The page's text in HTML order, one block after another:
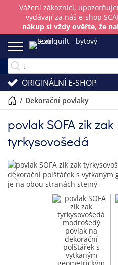
Vážení zákazníci,
vydávají za náš e-shop
nákup si vždy ověřte, že
ORIGINÁLNÍ E-SHOP
/ dekorační povlaky
povlak SOFA zik zak
tyrkysovošedá